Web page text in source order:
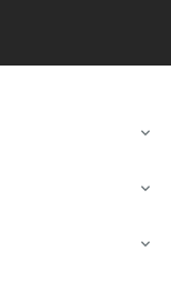


